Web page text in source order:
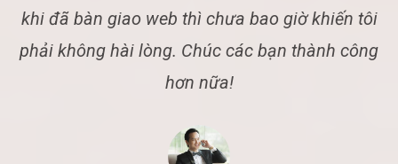
khi đã bàn giao web thì chưa bao giờ khiến tôi
phải không hài lòng. Chúc các bạn thành công
hơn nữa!